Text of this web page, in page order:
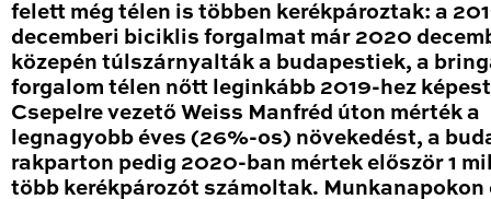
felett még télen is többen kerékpároztak: a
decemberi biciklis forgalmat már 2020
közepén túlszárnyalták a budapestiek, a
forgalom télen nőtt leginkább 2019-hez
Csepelre vezető Weiss Manfréd úton mérték a
legnagyobb éves (26%-os) növekedést, a
rakparton pedig 2020-ban mértek először 1
több kerékpározót számoltak. Munkanapokon